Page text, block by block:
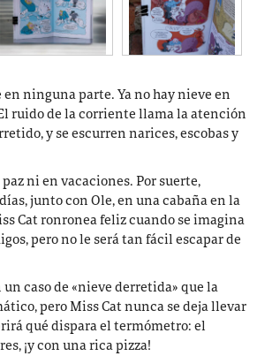
en ninguna parte. Ya no hay nieve en
ruido de la corriente llama la atención
y se escurren narices, escobas y
ni en vacaciones. Por suerte,
junto con Ole, en una cabaña en la
Cat ronronea feliz cuando se imagina
pero no le será tan fácil escapar de
caso de «nieve derretida» que la
pero Miss Cat nunca se deja llevar
qué dispara el termómetro: el
¡y con una rica pizza!